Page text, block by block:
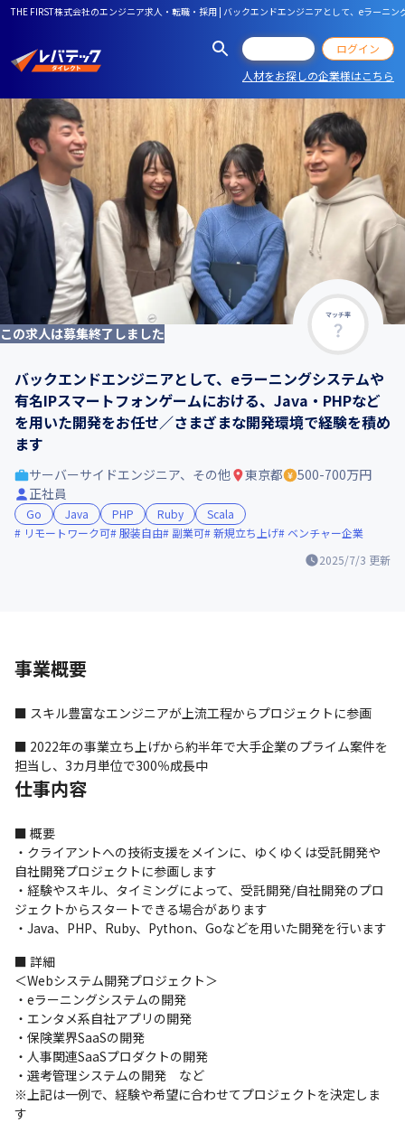
THE FIRST株式会社のエンジニア求人・転職・採用 | バックエンドエンジニアとして、eラーニ
ログイン
人材をお探しの企業様はこちら
マッチ率
この求人は募集終了しました
バックエンドエンジニアとして、eラーニングシステムや
有名IPスマートフォンゲームにおける、Java・PHPなど
を用いた開発をお任せ／さまざまな開発環境で経験を積め
ます
2025/7/3 更新
サーバーサイドエンジニア、その他 東京都
500-700万円
正社員
Go Java PHP Ruby
Scala
リモートワーク可 服装自由 副業可 新規立ち上げ ベンチャー企業
事業概要
■ スキル豊富なエンジニアが上流工程からプロジェクトに参画
■ 2022年の事業立ち上げから約半年で大手企業のプライム案件を
担当し、3カ月単位で300％成長中
仕事内容
■ 概要
・クライアントへの技術支援をメインに、ゆくゆくは受託開発や
自社開発プロジェクトに参画します
・経験やスキル、タイミングによって、受託開発/自社開発のプロ
ジェクトからスタートできる場合があります
・Java、PHP、Ruby、Python、Goなどを用いた開発を行います
■ 詳細
＜Webシステム開発プロジェクト＞
・eラーニングシステムの開発
・エンタメ系自社アプリの開発
・保険業界SaaSの開発
・人事関連SaaSプロダクトの開発
・選考管理システムの開発　など
※上記は一例で、経験や希望に合わせてプロジェクトを決定しま
す